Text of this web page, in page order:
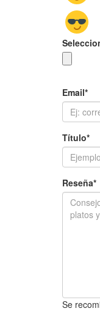
Email*
Título*
Reseña*
Se